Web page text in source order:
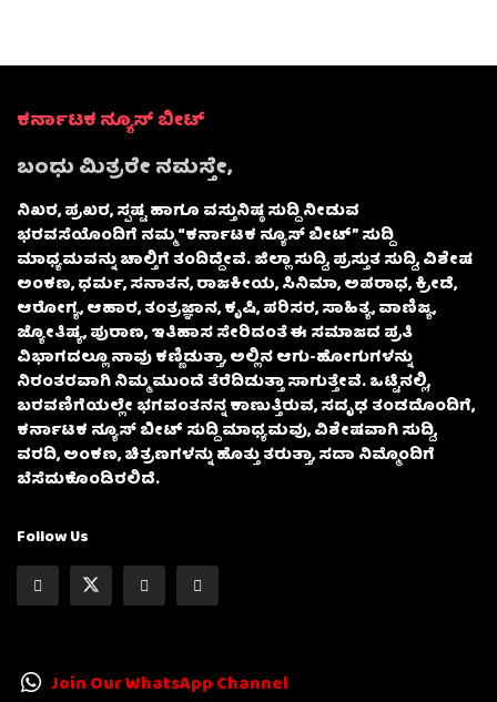
ಕರ್ನಾಟಕ ನ್ಯೂಸ್ ಬೀಟ್
ಬಂಧು ಮಿತ್ರರೇ ನಮಸ್ತೇ,
ನಿಖರ, ಪ್ರಖರ, ಸ್ಪಷ್ಟ ಹಾಗೂ ವಸ್ತುನಿಷ್ಠ ಸುದ್ದಿ ನೀಡುವ
ಭರವಸೆಯೊಂದಿಗೆ ನಮ್ಮ “ಕರ್ನಾಟಕ ನ್ಯೂಸ್ ಬೀಟ್” ಸುದ್ದಿ
ಮಾಧ್ಯಮವನ್ನು ಚಾಲ್ತಿಗೆ ತಂದಿದ್ದೇವೆ. ಜಿಲ್ಲಾ ಸುದ್ದಿ, ಪ್ರಸ್ತುತ ಸುದ್ದಿ, ವಿಶೇಷ
ಅಂಕಣ, ಧರ್ಮ, ಸನಾತನ, ರಾಜಕೀಯ, ಸಿನಿಮಾ, ಅಪರಾಧ, ಕ್ರೀಡೆ,
ಆರೋಗ್ಯ, ಆಹಾರ, ತಂತ್ರಜ್ಞಾನ, ಕೃಷಿ, ಪರಿಸರ, ಸಾಹಿತ್ಯ, ವಾಣಿಜ್ಯ,
ಜ್ಯೋತಿಷ್ಯ, ಪುರಾಣ, ಇತಿಹಾಸ ಸೇರಿದಂತೆ ಈ ಸಮಾಜದ ಪ್ರತಿ
ವಿಭಾಗದಲ್ಲೂ ನಾವು ಕಣ್ಣಿಡುತ್ತಾ, ಅಲ್ಲಿನ ಆಗು-ಹೋಗುಗಳನ್ನು
ನಿರಂತರವಾಗಿ ನಿಮ್ಮ ಮುಂದೆ ತೆರೆದಿಡುತ್ತಾ ಸಾಗುತ್ತೇವೆ. ಒಟ್ಟಿನಲ್ಲಿ,
ಬರವಣಿಗೆಯಲ್ಲೇ ಭಗವಂತನನ್ನ ಕಾಣುತ್ತಿರುವ, ಸದೃಢ ತಂಡದೊಂದಿಗೆ,
ಕರ್ನಾಟಕ ನ್ಯೂಸ್ ಬೀಟ್ ಸುದ್ದಿ ಮಾಧ್ಯಮವು, ವಿಶೇಷವಾಗಿ ಸುದ್ದಿ,
ವರದಿ, ಅಂಕಣ, ಚಿತ್ರಣಗಳನ್ನು ಹೊತ್ತು ತರುತ್ತಾ, ಸದಾ ನಿಮ್ಮೊಂದಿಗೆ
ಬೆಸೆದುಕೊಂಡಿರಲಿದೆ.
Follow Us
Join Our WhatsApp Channel